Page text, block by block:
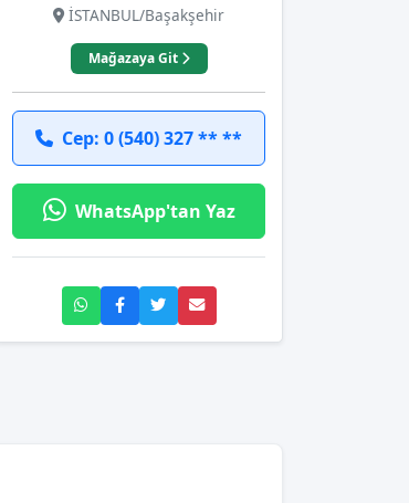
İSTANBUL/Başakşehir
Mağazaya Git
Cep: 0 (540) 327 ** **
WhatsApp'tan Yaz